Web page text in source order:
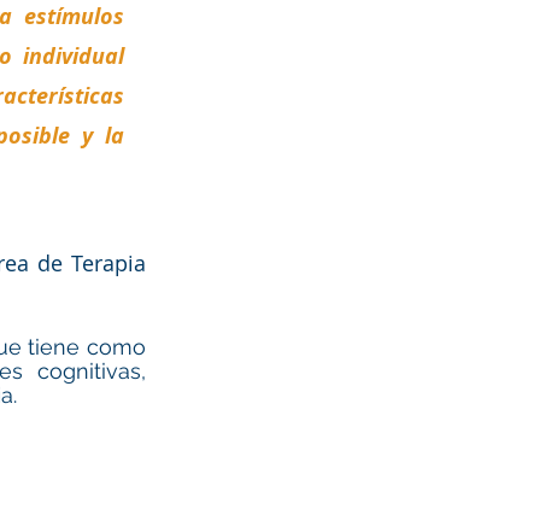
estímulos
individual
y la
de Terapia
tiene como
cognitivas,